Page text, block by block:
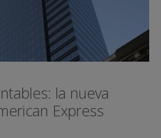
la nueva
Express